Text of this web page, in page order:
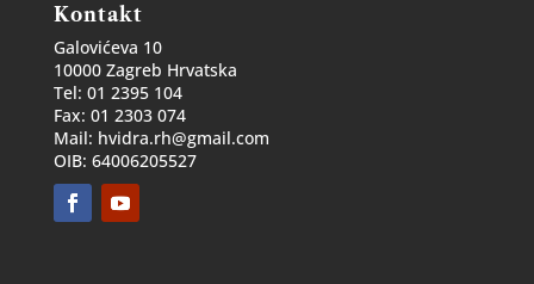
Kontakt
Galovićeva 10
10000 Zagreb Hrvatska
Tel: 01 2395 104
Fax: 01 2303 074
Mail: hvidra.rh@gmail.com
OIB: 64006205527